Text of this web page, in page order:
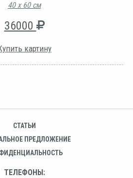
40 х 60 см
36000
картину
СТАТЬИ
ПРЕДЛОЖЕНИЕ
ТЕЛЕФОНЫ: